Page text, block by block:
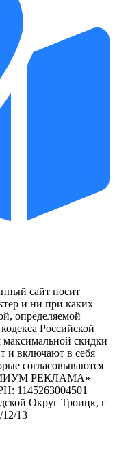
сайт носит
и ни при каких
определяемой
Российской
скидки
и включают в себя
согласовываются
РЕКЛАМА»
1145263004501
Округ Троицк, г
13